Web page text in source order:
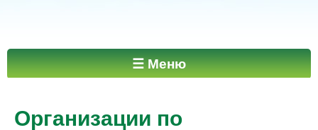
Главное меню ☰ Меню
Организации по